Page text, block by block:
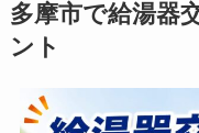
多摩市で給湯器
ント